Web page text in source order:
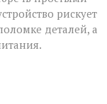
рискует
деталей, а